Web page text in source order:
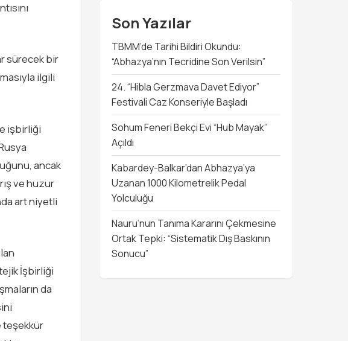
sürecek bir
ilgili
işbirliği
ancak
ve huzur
art niyetli
İşbirliği
da
teşekkür
Son Yazılar
TBMM’de Tarihi Bildiri Okundu:
“Abhazya’nın Tecridine Son Verilsin”
24. “Hibla Gerzmava Davet Ediyor”
Festivali Caz Konseriyle Başladı
Sohum Feneri Bekçi Evi “Hub Mayak”
Açıldı
Kabardey-Balkar’dan Abhazya’ya
Uzanan 1000 Kilometrelik Pedal
Yolculuğu
Nauru’nun Tanıma Kararını Çekmesine
Ortak Tepki: “Sistematik Dış Baskının
Sonucu”